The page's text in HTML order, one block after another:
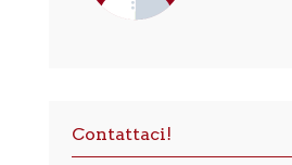
Contattaci!